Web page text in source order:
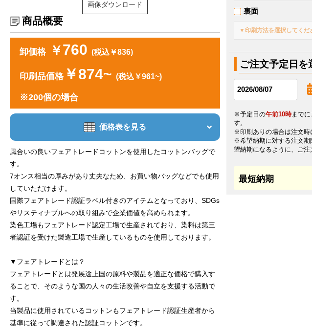
画像ダウンロード
商品概要
卸価格 ￥760 (税込￥836)
印刷品価格￥874~ (税込￥961~)
※200個の場合
価格表を見る
風合いの良いフェアトレードコットンを使用したコットンバッグで
す。
7オンス相当の厚みがあり丈夫なため、お買い物バッグなどでも使用
していただけます。
国際フェアトレード認証ラベル付きのアイテムとなっており、SDGs
やサスティナブルへの取り組みで企業価値を高められます。
染色工場もフェアトレード認定工場で生産されており、染料は第三
者認証を受けた製造工場で生産しているものを使用しております。
▼フェアトレードとは？
フェアトレードとは発展途上国の原料や製品を適正な価格で購入す
ることで、そのような国の人々の生活改善や自立を支援する活動で
す。
当製品に使用されているコットンもフェアトレード認証生産者から
基準に従って調達された認証コットンです。
裏面
▼印刷方法を選択してくだ
ご注文予定日を
※予定日の午前10時までに
す。
※印刷ありの場合は注文時
※希望納期に対する注文期
望納期になるように、ご注
最短納期